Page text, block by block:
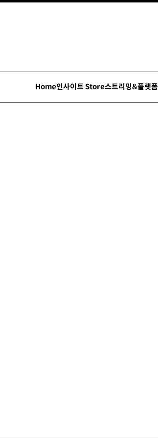
Home인사이트 Store스트리밍&플랫폼